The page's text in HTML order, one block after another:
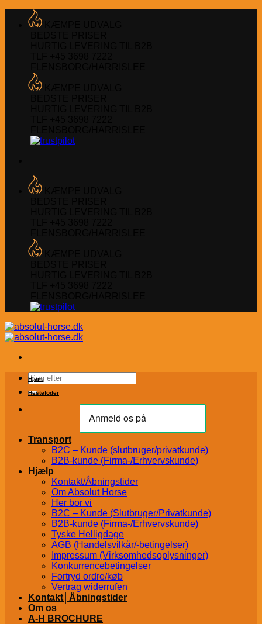
Fortsæt
Søg
efter:
Transport
B2C – Kunde (slutbruger/privatkunde)
B2B-kunde (Firma-/Erhvervskunde)
Hjælp
Kontakt/Åbningstider
Om Absolut Horse
Her bor vi
B2C – Kunde (Slutbruger/Privatkunde)
B2B-kunde (Firma-/Erhvervskunde)
Tyske Helligdage
AGB (Handelsvilkår/-betingelser)
Impressum (Virksomhedsoplysninger)
Konkurrencebetingelser
Fortryd ordre/køb
Vertrag widerrufen
Kontakt│Åbningstider
Om os
A-H BROCHURE
Hjem
Hestefoder